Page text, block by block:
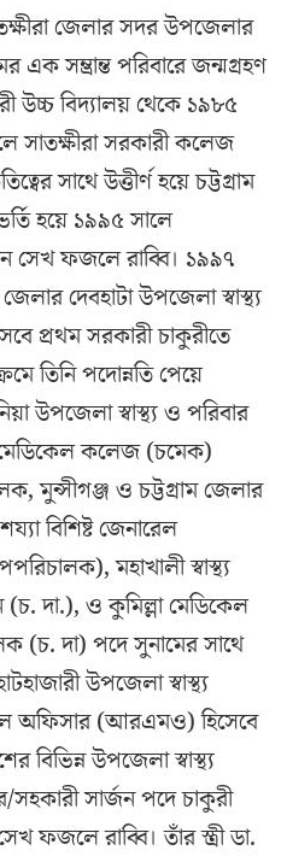
জেলার সদর উপজেলার
এক সম্ভ্রান্ত পরিবারে জন্মগ্রহণ
উচ্চ বিদ্যালয় থেকে ১৯৮৫
সাতক্ষীরা সরকারী কলেজ
সাথে উত্তীর্ণ হয়ে চট্টগ্রাম
হয়ে ১৯৯৫ সালে
সেখ ফজলে রাব্বি। ১৯৯৭
দেবহাটা উপজেলা স্বাস্থ্য
প্রথম সরকারী চাকুরীতে
তিনি পদোন্নতি পেয়ে
উপজেলা স্বাস্থ্য ও পরিবার
মেডিকেল কলেজ (চমেক)
মুন্সীগঞ্জ ও চট্টগ্রাম জেলার
বিশিষ্ট জেনারেল
মহাখালী স্বাস্থ্য
(চ. দা.), ও কুমিল্লা মেডিকেল
(চ. দা) পদে সুনামের সাথে
উপজেলা স্বাস্থ্য
অফিসার (আরএমও) হিসেবে
বিভিন্ন উপজেলা স্বাস্থ্য
সার্জন পদে চাকুরী
ফজলে রাব্বি। তাঁর স্ত্রী ডা.